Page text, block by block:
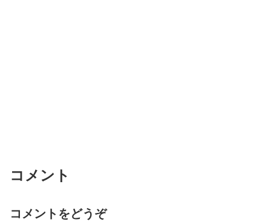
コメント
コメントをどうぞ